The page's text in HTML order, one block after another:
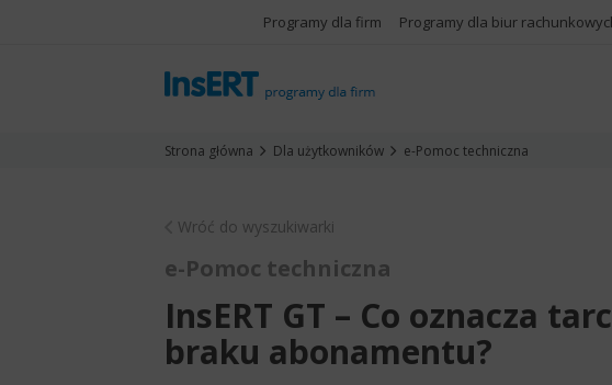
Programy dla firm Programy dla biur
Strona główna Dla użytkowników e-Pomoc techniczna
Wróć do wyszukiwarki
e-Pomoc techniczna
InsERT GT – Co oznacza
braku abonamentu?